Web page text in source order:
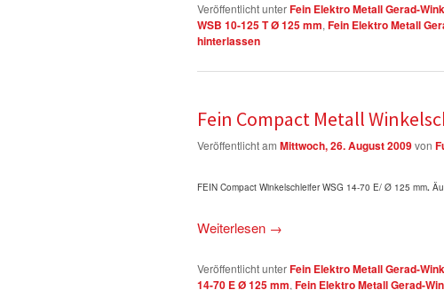
Veröffentlicht unterFein Elektro Metall Gerad-
WSB 10-125 T Ø 125 mm, Fein Elektro Metall
hinterlassen
Fein Compact Metall
Veröffentlicht am Mittwoch, 26. August 2009von
FEIN Compact Winkelschleifer WSG 14-70 E/ Ø 125 mm.
Weiterlesen →
Veröffentlicht unterFein Elektro Metall Gerad-
14-70 E Ø 125 mm, Fein Elektro Metall Gerad-